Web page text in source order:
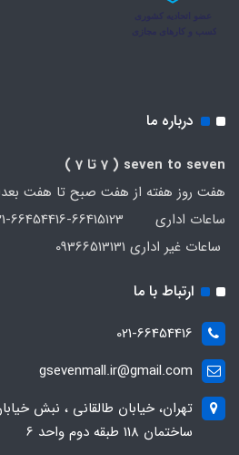
درباره ما
seven to seven ( 7 تا 7 )
هفت روز هفته از هفت صبح تا هفت
ساعات اداری 66415123-66454416-021
ساعات غیر اداری 09366513131
ارتباط با ما
021-66454416
gsevenmall.ir@gmail.com
ساختمان 118 طبقه دوم واحد 6